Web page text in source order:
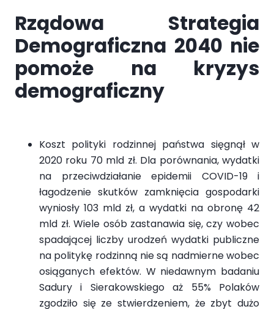
Rządowa Strategia
Demograficzna 2040 nie
pomoże na kryzys
demograficzny
Koszt polityki rodzinnej państwa sięgnął w
2020 roku 70 mld zł. Dla porównania, wydatki
na przeciwdziałanie epidemii COVID-19 i
łagodzenie skutków zamknięcia gospodarki
wyniosły 103 mld zł, a wydatki na obronę 42
mld zł. Wiele osób zastanawia się, czy wobec
spadającej liczby urodzeń wydatki publiczne
na politykę rodzinną nie są nadmierne wobec
osiąganych efektów. W niedawnym badaniu
Sadury i Sierakowskiego aż 55% Polaków
zgodziło się ze stwierdzeniem, że zbyt dużo